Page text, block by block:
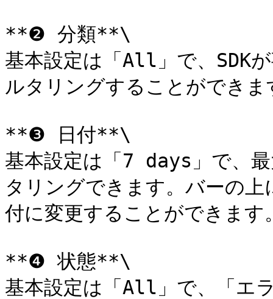
**❷ 分類**\
基本設定は「All」で、SDK
ルタリングすることができま
**❸ 日付**\
基本設定は「7 days」で、
タリングできます。バーの
付に変更することができます
**❹ 状態**\
基本設定は「All」で、「エ